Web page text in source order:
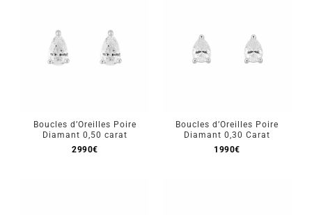
Boucles d’Oreilles Poire
Diamant 0,50 carat
2990€
Boucles d’Oreilles Poire
Diamant 0,30 Carat
1990€